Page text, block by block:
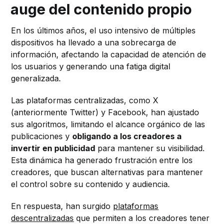
auge del contenido propio
En los últimos años, el uso intensivo de múltiples
dispositivos ha llevado a una sobrecarga de
información, afectando la capacidad de atención de
los usuarios y generando una fatiga digital
generalizada.
Las plataformas centralizadas, como X
(anteriormente Twitter) y Facebook, han ajustado
sus algoritmos, limitando el alcance orgánico de las
publicaciones y obligando a los creadores a
invertir en publicidad para mantener su visibilidad.
Esta dinámica ha generado frustración entre los
creadores, que buscan alternativas para mantener
el control sobre su contenido y audiencia.
En respuesta, han surgido plataformas
descentralizadas que permiten a los creadores tener